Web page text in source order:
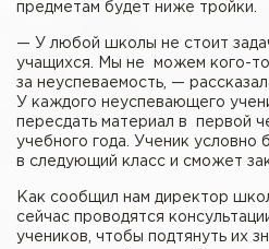
предметам будет ниже тройки.
— У любой школы не стоит
учащихся. Мы не можем кого-то
за неуспеваемость, —
У каждого неуспевающего
пересдать материал в первой
учебного года. Ученик условно
в следующий класс и сможет
Как сообщил нам директор
сейчас проводятся
учеников, чтобы подтянуть их